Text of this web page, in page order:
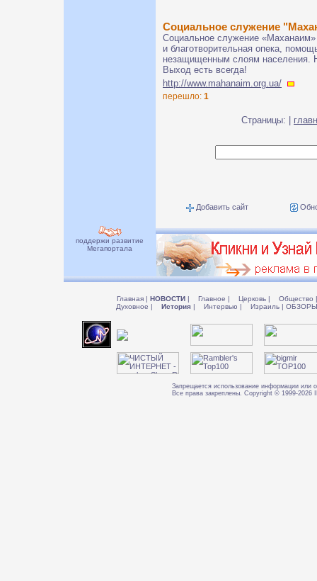
Социальное служение
Социальное служение
и благотворительная опека,
незащищенным слоям населения.
Выход есть всегда!
http://www.mahanaim.org.ua/
перешло: 1
Страницы: |
Добавить сайт
поддержи развитие
Мегапортала
Главная | НОВОСТИ | Главное | Церковь | Общество |
Духовное | История | Интервью | Израиль |
Запрещается использование информации или
Все права закреплены. Copyright © 1999-